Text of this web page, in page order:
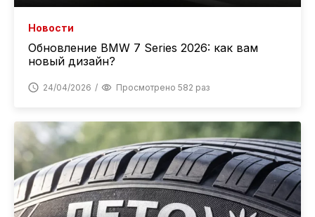
Новости
Обновление BMW 7 Series 2026: как вам
новый дизайн?
24/04/2026 Просмотрено 582 раз